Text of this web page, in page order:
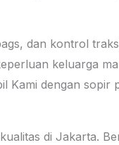
dan kontrol
keluarga
Kami dengan sopir
di Jakarta.